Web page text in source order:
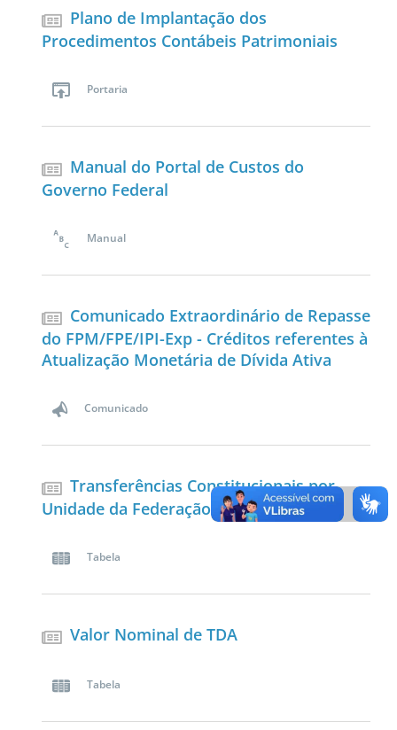
Plano de Implantação dos
Procedimentos Contábeis Patrimoniais
Portaria
Manual do Portal de Custos do
Governo Federal
Manual
Comunicado Extraordinário de Repasse
do FPM/FPE/IPI-Exp - Créditos referentes à
Atualização Monetária de Dívida Ativa
Comunicado
Transferências Constitucionais por
Unidade da Federação
Tabela
Valor Nominal de TDA
Tabela